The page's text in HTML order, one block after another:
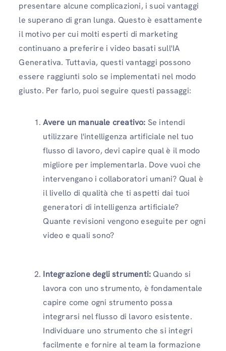
presentare alcune complicazioni, i suoi vantaggi
le superano di gran lunga. Questo è esattamente
il motivo per cui molti esperti di marketing
continuano a preferire i video basati sull'IA
Generativa. Tuttavia, questi vantaggi possono
essere raggiunti solo se implementati nel modo
giusto. Per farlo, puoi seguire questi passaggi:
Avere un manuale creativo: Se intendi
utilizzare l'intelligenza artificiale nel tuo
flusso di lavoro, devi capire qual è il modo
migliore per implementarla. Dove vuoi che
intervengano i collaboratori umani? Qual è
il livello di qualità che ti aspetti dai tuoi
generatori di intelligenza artificiale?
Quante revisioni vengono eseguite per ogni
video e quali sono?
Integrazione degli strumenti:Quando si
lavora con uno strumento, è fondamentale
capire come ogni strumento possa
integrarsi nel flusso di lavoro esistente.
Individuare uno strumento che si integri
facilmente e fornire al team la formazione